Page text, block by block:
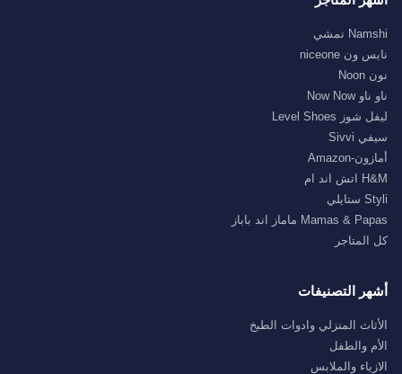
Namshi نمشي
نايس ون niceone
نون Noon
ناو ناو Now Now
ليفل شوز Level Shoes
سيفي Sivvi
أمازون-Amazon
H&M اتش اند ام
Styli ستايلي
Mamas & Papas ماماز اند باباز
كل المتاجر
أشهر التصنيفات
الأثاث المنزلي وادوات الطبخ
الأم والطفل
الازياء والملابس